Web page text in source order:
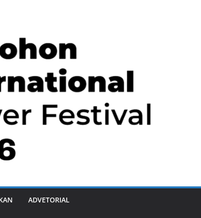
ADVETORIAL